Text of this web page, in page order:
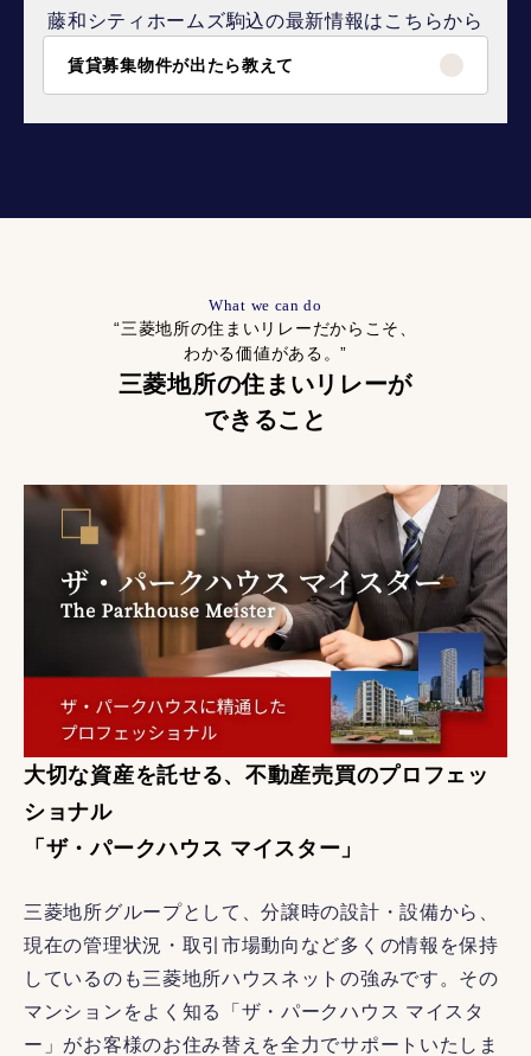
藤和シティホームズ駒込の最新情報はこちらから
賃貸募集物件が出たら教えて
What we can do
“三菱地所の住まいリレーだからこそ、
わかる価値がある。”
三菱地所の住まいリレーが
できること
大切な資産を託せる、不動産売買のプロフェッ
ショナル
「ザ・パークハウス マイスター」
三菱地所グループとして、分譲時の設計・設備から、
現在の管理状況・取引市場動向など多くの情報を保持
しているのも三菱地所ハウスネットの強みです。その
マンションをよく知る「ザ・パークハウス マイスタ
ー」がお客様のお住み替えを全力でサポートいたしま